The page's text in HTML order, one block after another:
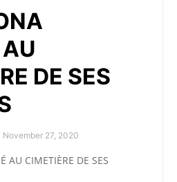
DE SES
November 27, 2020
AU CIMETIÈRE DE SES